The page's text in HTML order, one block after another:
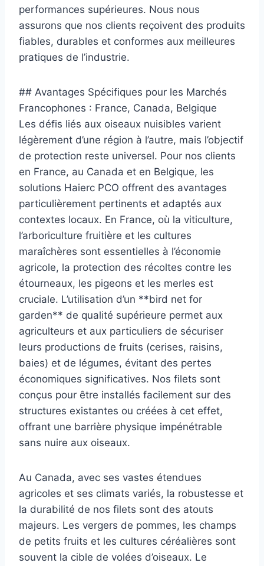
performances supérieures. Nous nous
assurons que nos clients reçoivent des produits
fiables, durables et conformes aux meilleures
pratiques de l’industrie.
## Avantages Spécifiques pour les Marchés
Francophones : France, Canada, Belgique
Les défis liés aux oiseaux nuisibles varient
légèrement d’une région à l’autre, mais l’objectif
de protection reste universel. Pour nos clients
en France, au Canada et en Belgique, les
solutions Haierc PCO offrent des avantages
particulièrement pertinents et adaptés aux
contextes locaux. En France, où la viticulture,
l’arboriculture fruitière et les cultures
maraîchères sont essentielles à l’économie
agricole, la protection des récoltes contre les
étourneaux, les pigeons et les merles est
cruciale. L’utilisation d’un **bird net for
garden** de qualité supérieure permet aux
agriculteurs et aux particuliers de sécuriser
leurs productions de fruits (cerises, raisins,
baies) et de légumes, évitant des pertes
économiques significatives. Nos filets sont
conçus pour être installés facilement sur des
structures existantes ou créées à cet effet,
offrant une barrière physique impénétrable
sans nuire aux oiseaux.
Au Canada, avec ses vastes étendues
agricoles et ses climats variés, la robustesse et
la durabilité de nos filets sont des atouts
majeurs. Les vergers de pommes, les champs
de petits fruits et les cultures céréalières sont
souvent la cible de volées d’oiseaux. Le